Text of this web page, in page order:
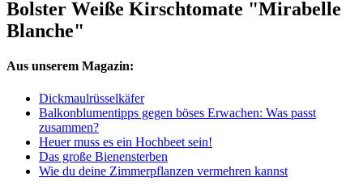
Bolster Weiße Kirschtomate "Mirabelle
Blanche"
Aus unserem Magazin:
Dickmaulrüsselkäfer
Balkonblumentipps gegen böses Erwachen: Was passt
zusammen?
Heuer muss es ein Hochbeet sein!
Das große Bienensterben
Wie du deine Zimmerpflanzen vermehren kannst